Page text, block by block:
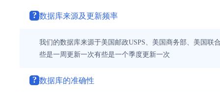
? 数据库来源及更新频率
我们的数据库来源于美国邮政USPS、美国商务部、美国联
些是一周更新一次有些是一个季度更新一次
? 数据库的准确性